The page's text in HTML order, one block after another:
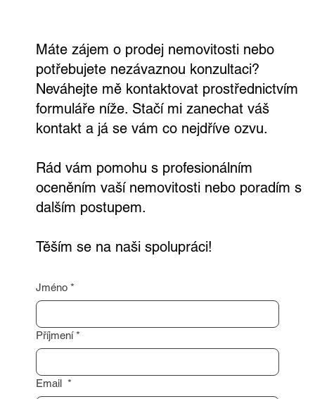
Máte zájem o prodej nemovitosti nebo
potřebujete nezávaznou konzultaci?
Neváhejte mě kontaktovat prostřednictvím
formuláře níže. Stačí mi zanechat váš
kontakt a já se vám co nejdříve ozvu.
Rád vám pomohu s profesionálním
oceněním vaší nemovitosti nebo poradím s
dalším postupem.
Těším se na naši spolupráci!
Jméno *
Příjmení *
Email *